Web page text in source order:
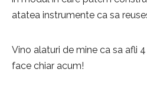
atatea instrumente ca sa
Vino alaturi de mine ca sa afli
face chiar acum!